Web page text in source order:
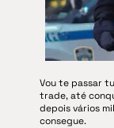
Vou te passar
trade, até
depois vários
consegue.